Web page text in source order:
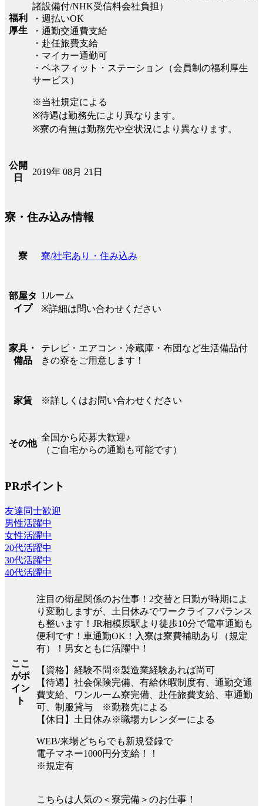
福利
厚生
諸設備付/NHK受信料会社負担）
・週払いOK
・通勤交通費支給
・赴任旅費支給
・マイカー通勤可
・ベネフィット・ステーション（会員制の福利厚生
サービス）
※当社規定による
※待遇は勤務先により異なります。
※寮の有無は勤務先や空状況により異なります。
公開
日
2019年 08月 21日
寮・住み込み情報
寮 寮/社宅あり・住み込み
部屋タ
イプ
1ルーム
※詳細は問い合わせください
家具・
備品
テレビ・エアコン・冷蔵庫・布団など生活備品付
きの寮をご用意します！
家賃 ※詳しくはお問い合わせください
その他
全国から応募大歓迎♪
（ご自宅からの通勤も可能です）
PRポイント
友達同士歓迎
男性活躍中
女性活躍中
20代活躍中
30代活躍中
40代活躍中
ここ
がポ
イン
ト
注目の衛星関係のお仕事！2交替と日勤が時期によ
り変動しますが、土日休みでワークライフバランス
も整います！JR相模原駅より徒歩10分で電車通勤も
便利です！車通勤OK！入寮は寮費補助あり（規定
有）！男女ともに活躍中！
【資格】経験不問※製造業経験あれば尚可
【待遇】社会保険完備、有給休暇制度有、通勤交通
費支給、ワンルーム寮完備、赴任旅費支給、車通勤
可、制服貸与 ※勤務先による
【休日】土日休み※職場カレンダーによる
WEB/来場どちらでも新規登録で
電子マネー1000円分支給！！
※規定有
こちらは人気の＜寮完備＞のお仕事！